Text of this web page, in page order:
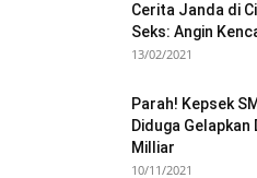
Cerita Janda di
Seks: Angin
13/02/2021
Parah! Kepsek
Diduga Gelapkan
Milliar
10/11/2021